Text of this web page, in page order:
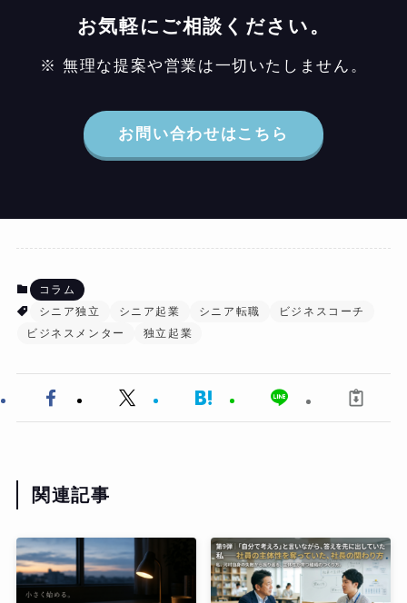
お気軽にご相談ください。
※ 無理な提案や営業は一切いたしません。
お問い合わせはこちら
コラム
シニア独立
シニア起業 シニア転職
ビジネスコーチ
ビジネスメンター
独立起業
関連記事